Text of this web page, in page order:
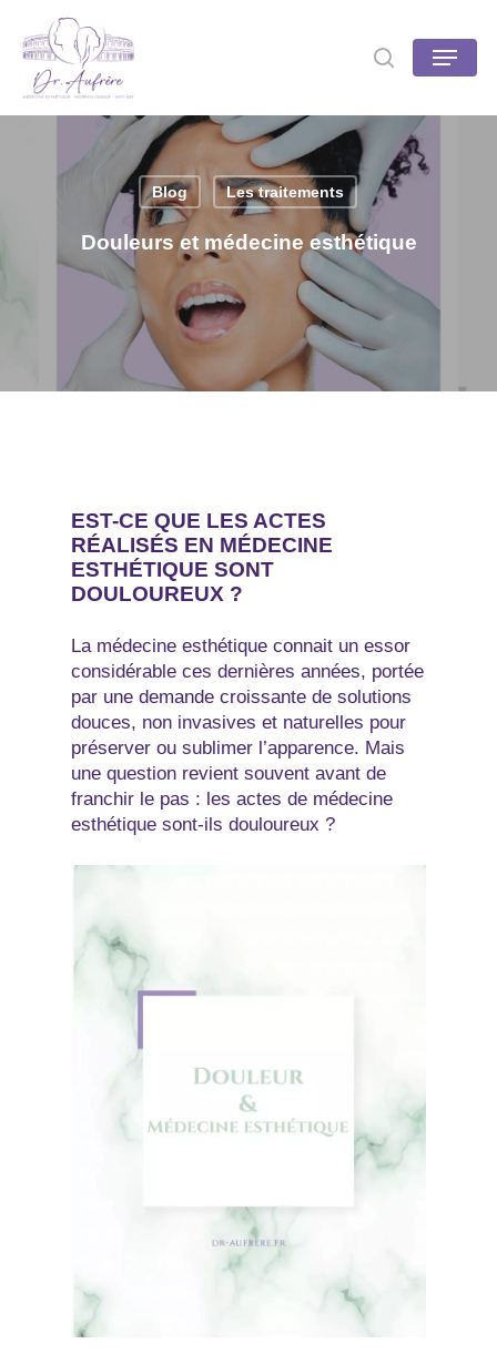
main
content
searchMenu
Blog Les traitements
Douleurs et médecine esthétique
EST-CE QUE LES ACTES
RÉALISÉS EN MÉDECINE
ESTHÉTIQUE SONT
DOULOUREUX ?
La médecine esthétique connait un essor
considérable ces dernières années, portée
par une demande croissante de solutions
douces, non invasives et naturelles pour
préserver ou sublimer l’apparence. Mais
une question revient souvent avant de
franchir le pas : les actes de médecine
esthétique sont-ils douloureux ?